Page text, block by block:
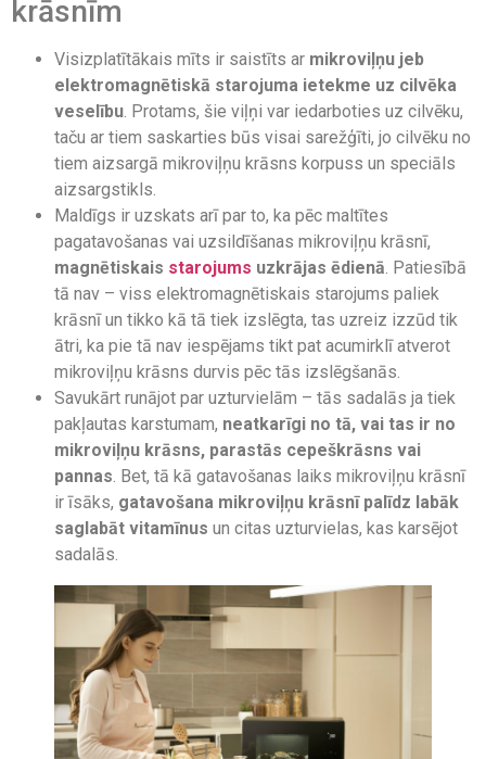
krāsnīm
Visizplatītākais mīts ir saistīts ar mikroviļņu jeb
elektromagnētiskā starojuma ietekme uz cilvēka
veselību. Protams, šie viļņi var iedarboties uz cilvēku,
taču ar tiem saskarties būs visai sarežģīti, jo cilvēku no
tiem aizsargā mikroviļņu krāsns korpuss un speciāls
aizsargstikls.
Maldīgs ir uzskats arī par to, ka pēc maltītes
pagatavošanas vai uzsildīšanas mikroviļņu krāsnī,
magnētiskais starojums uzkrājas ēdienā. Patiesībā
tā nav – viss elektromagnētiskais starojums paliek
krāsnī un tikko kā tā tiek izslēgta, tas uzreiz izzūd tik
ātri, ka pie tā nav iespējams tikt pat acumirklī atverot
mikroviļņu krāsns durvis pēc tās izslēgšanās.
Savukārt runājot par uzturvielām – tās sadalās ja tiek
pakļautas karstumam, neatkarīgi no tā, vai tas ir no
mikroviļņu krāsns, parastās cepeškrāsns vai
pannas. Bet, tā kā gatavošanas laiks mikroviļņu krāsnī
ir īsāks, gatavošana mikroviļņu krāsnī palīdz labāk
saglabāt vitamīnus un citas uzturvielas, kas karsējot
sadalās.